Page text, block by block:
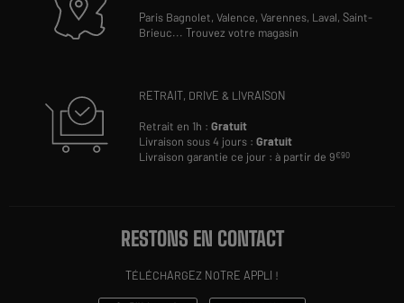
Paris Bagnolet,Valence,Varennes, Laval,Saint-
Brieuc...Trouvez votre magasin
RETRAIT, DRIVE & LIVRAISON
Retrait en 1h :Gratuit
Livraison sous 4 jours :Gratuit
Livraison garantie ce jour : à partir de 9€90
RESTONS EN CONTACT
TÉLÉCHARGEZ NOTRE APPLI !